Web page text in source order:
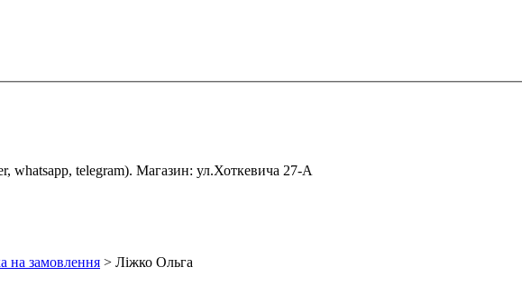
whatsapp, telegram). Магазин: ул.Хоткевича 27-А
на замовлення > Ліжко Ольга